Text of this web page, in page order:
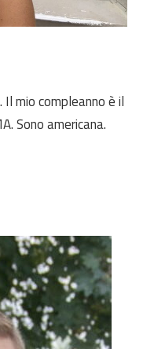
Il mio compleanno è il
Sono americana.